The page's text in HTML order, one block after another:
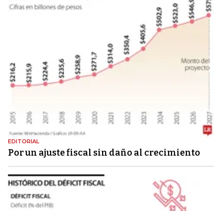
EDITORIAL
Por un ajuste fiscal sin daño al crecimiento